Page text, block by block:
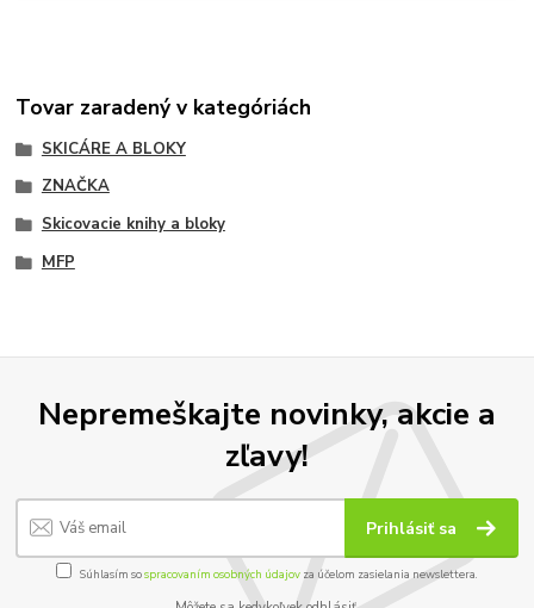
Tovar zaradený v kategóriách
SKICÁRE A BLOKY
ZNAČKA
Skicovacie knihy a bloky
MFP
Nepremeškajte novinky, akcie a
zľavy!
Prihlásiť sa
Súhlasím sospracovaním osobných údajov za účelom zasielania newslettera.